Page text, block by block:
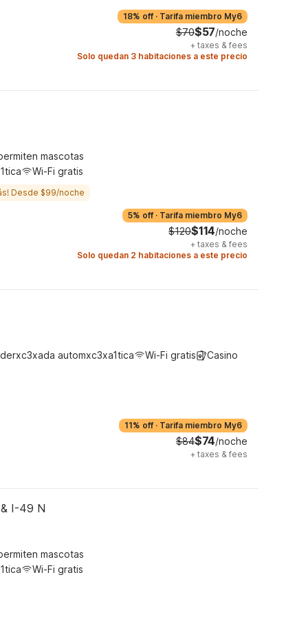
18% off · Tarifa miembro My6
$70$57/noche
+ taxes & fees
Solo quedan 3 habitaciones a este precio
mascotas
Wi-Fi gratis
Desde $99/noche
5% off · Tarifa miembro My6
$120$114/noche
+ taxes & fees
Solo quedan 2 habitaciones a este precio
automxc3xa1tica Wi-Fi gratis Casino
11% off · Tarifa miembro My6
$84$74/noche
+ taxes & fees
I-49 N
mascotas
Wi-Fi gratis